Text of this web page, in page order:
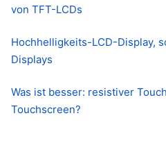
von TFT-LCDs
Hochhelligkeits-LCD-Display,
Displays
Was ist besser: resistiver
Touchscreen?